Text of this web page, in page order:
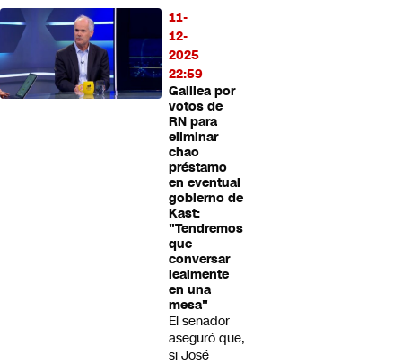
11-
12-
2025
22:59
Galilea por
votos de
RN para
eliminar
chao
préstamo
en eventual
gobierno de
Kast:
"Tendremos
que
conversar
lealmente
en una
mesa"
El senador
aseguró que,
si José